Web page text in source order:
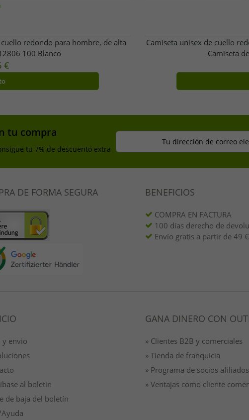
cuello redondo para hombre, de alta
100 Blanco
€
Camiseta unisex de cuello
Camiseta
tu compra
tu 7% de descuento extra
Tu dirección de correo
DE FORMA SEGURA BENEFICIOS
COMPRA EN FACTURA
100 días derecho de
Envío gratis a partir de 49 €
y envio
al boletín
de baja del boletín
GANA DINERO CON
» Clientes B2B y comerciales
» Tienda de franquicia
» Programa de socios afiliados
» Ventajas como cliente